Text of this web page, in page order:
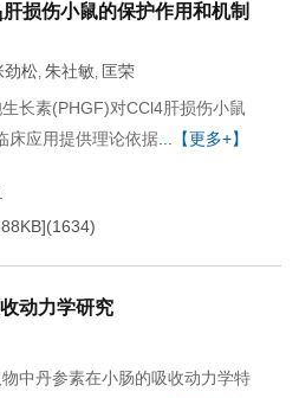
肝损伤小鼠的保护作用和机制
劲松, 朱社敏, 匡荣
长素(PHGF)对CCl4肝损伤小鼠
床应用提供理论依据 ...【更多+】
](1634)
动力学研究
中丹参素在小肠的吸收动力学特